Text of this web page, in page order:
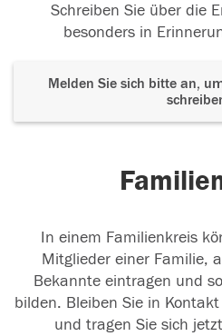
Schreiben Sie über die
besonders in
Melden Sie sich bitte an,
In einem Familienkreis
Mitglieder einer Familie,
Bekannte eintragen und
bilden. Bleiben Sie in
und tragen Sie sich